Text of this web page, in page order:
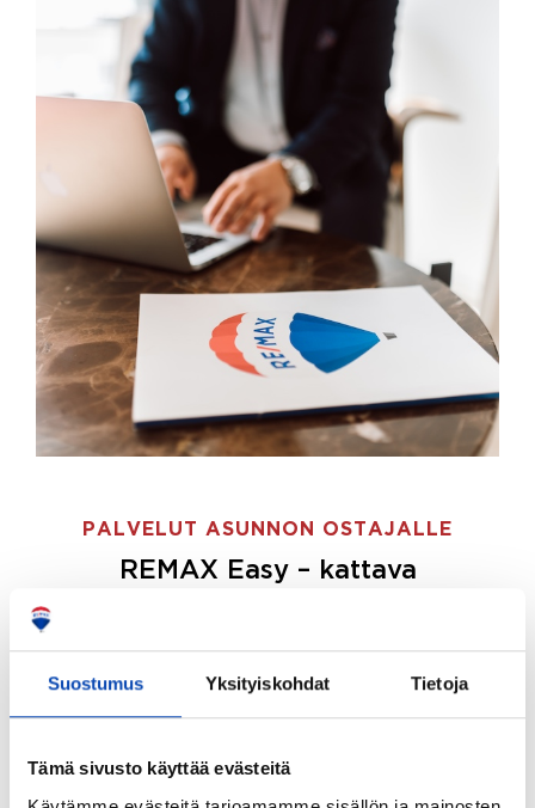
Suostumus Yksityiskohdat Tietoja
Tämä sivusto käyttää evästeitä
PALVELUT ASUNNON OSTAJALLE
REMAX Easy – kattava
ostajille.
Tee ostotoimeksianto ja etsimme juuri